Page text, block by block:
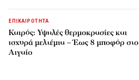
ΕΠΙΚΑΙΡΟΤΗΤΑ
Καιρός: Υψηλές θερμοκρασίες και
ισχυρά μελτέμια – Έως 8 μποφόρ στο
Αιγαίο